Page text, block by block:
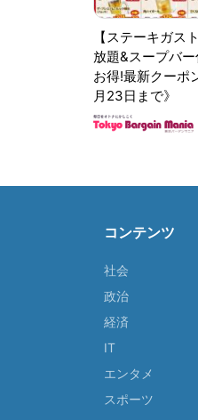
【ステーキガス
放題&スープバ
お得!最新クーポ
月23日まで》
コンテンツ
社会
政治
経済
IT
エンタメ
スポーツ